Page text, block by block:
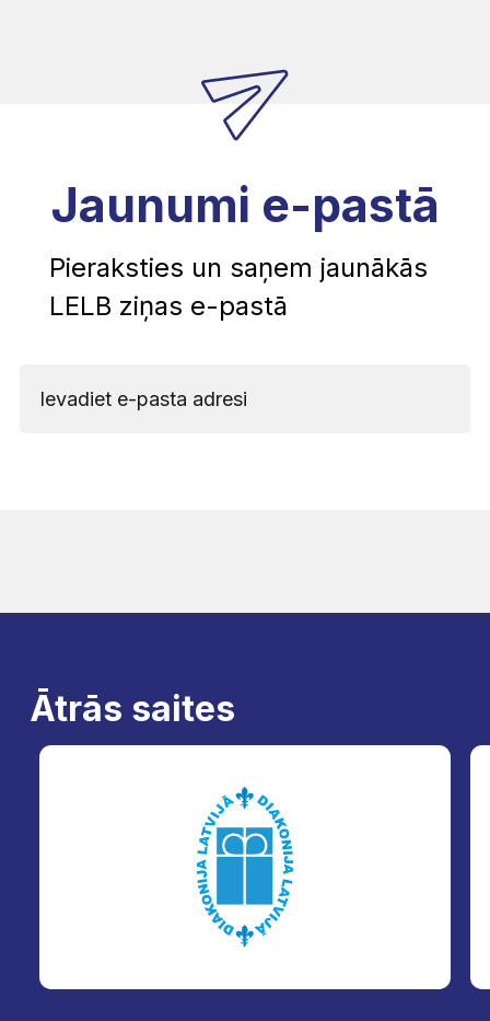
Jaunumi e-pastā
Pieraksties un saņem jaunākās
LELB ziņas e-pastā
Ātrās saites